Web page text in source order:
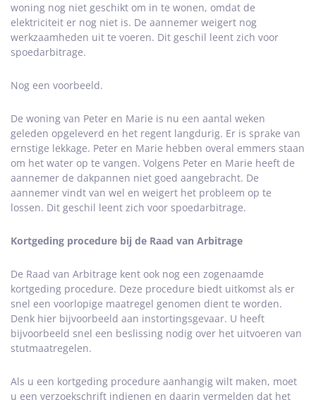
woning nog niet geschikt om in te wonen, omdat de
elektriciteit er nog niet is. De aannemer weigert nog
werkzaamheden uit te voeren. Dit geschil leent zich voor
spoedarbitrage.
Nog een voorbeeld.
De woning van Peter en Marie is nu een aantal weken
geleden opgeleverd en het regent langdurig. Er is sprake van
ernstige lekkage. Peter en Marie hebben overal emmers staan
om het water op te vangen. Volgens Peter en Marie heeft de
aannemer de dakpannen niet goed aangebracht. De
aannemer vindt van wel en weigert het probleem op te
lossen. Dit geschil leent zich voor spoedarbitrage.
Kortgeding procedure bij de Raad van Arbitrage
De Raad van Arbitrage kent ook nog een zogenaamde
kortgeding procedure. Deze procedure biedt uitkomst als er
snel een voorlopige maatregel genomen dient te worden.
Denk hier bijvoorbeeld aan instortingsgevaar. U heeft
bijvoorbeeld snel een beslissing nodig over het uitvoeren van
stutmaatregelen.
Als u een kortgeding procedure aanhangig wilt maken, moet
u een verzoekschrift indienen en daarin vermelden dat het